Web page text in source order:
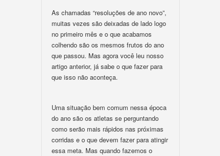
As chamadas “resoluções de ano novo”,
muitas vezes são deixadas de lado logo
no primeiro mês e o que acabamos
colhendo são os mesmos frutos do ano
que passou. Mas agora você leu nosso
artigo anterior, já sabe o que fazer para
que isso não aconteça.
Uma situação bem comum nessa época
do ano são os atletas se perguntando
como serão mais rápidos nas próximas
corridas e o que devem fazer para atingir
essa meta. Mas quando fazemos o